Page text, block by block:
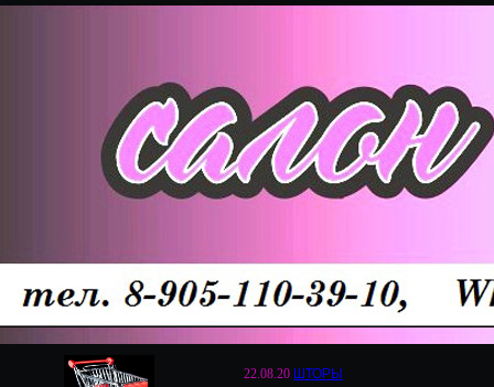
22.08.20 ШТОРЫ